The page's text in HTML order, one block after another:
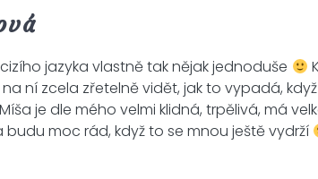
jazyka vlastně tak nějak jednoduše
ní zcela zřetelně vidět, jak to vypadá,
je dle mého velmi klidná, trpělivá, má
budu moc rád, když to se mnou ještě vydrží